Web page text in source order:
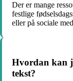
Der er mange
festlige
eller på sociale
Hvordan kan
tekst?